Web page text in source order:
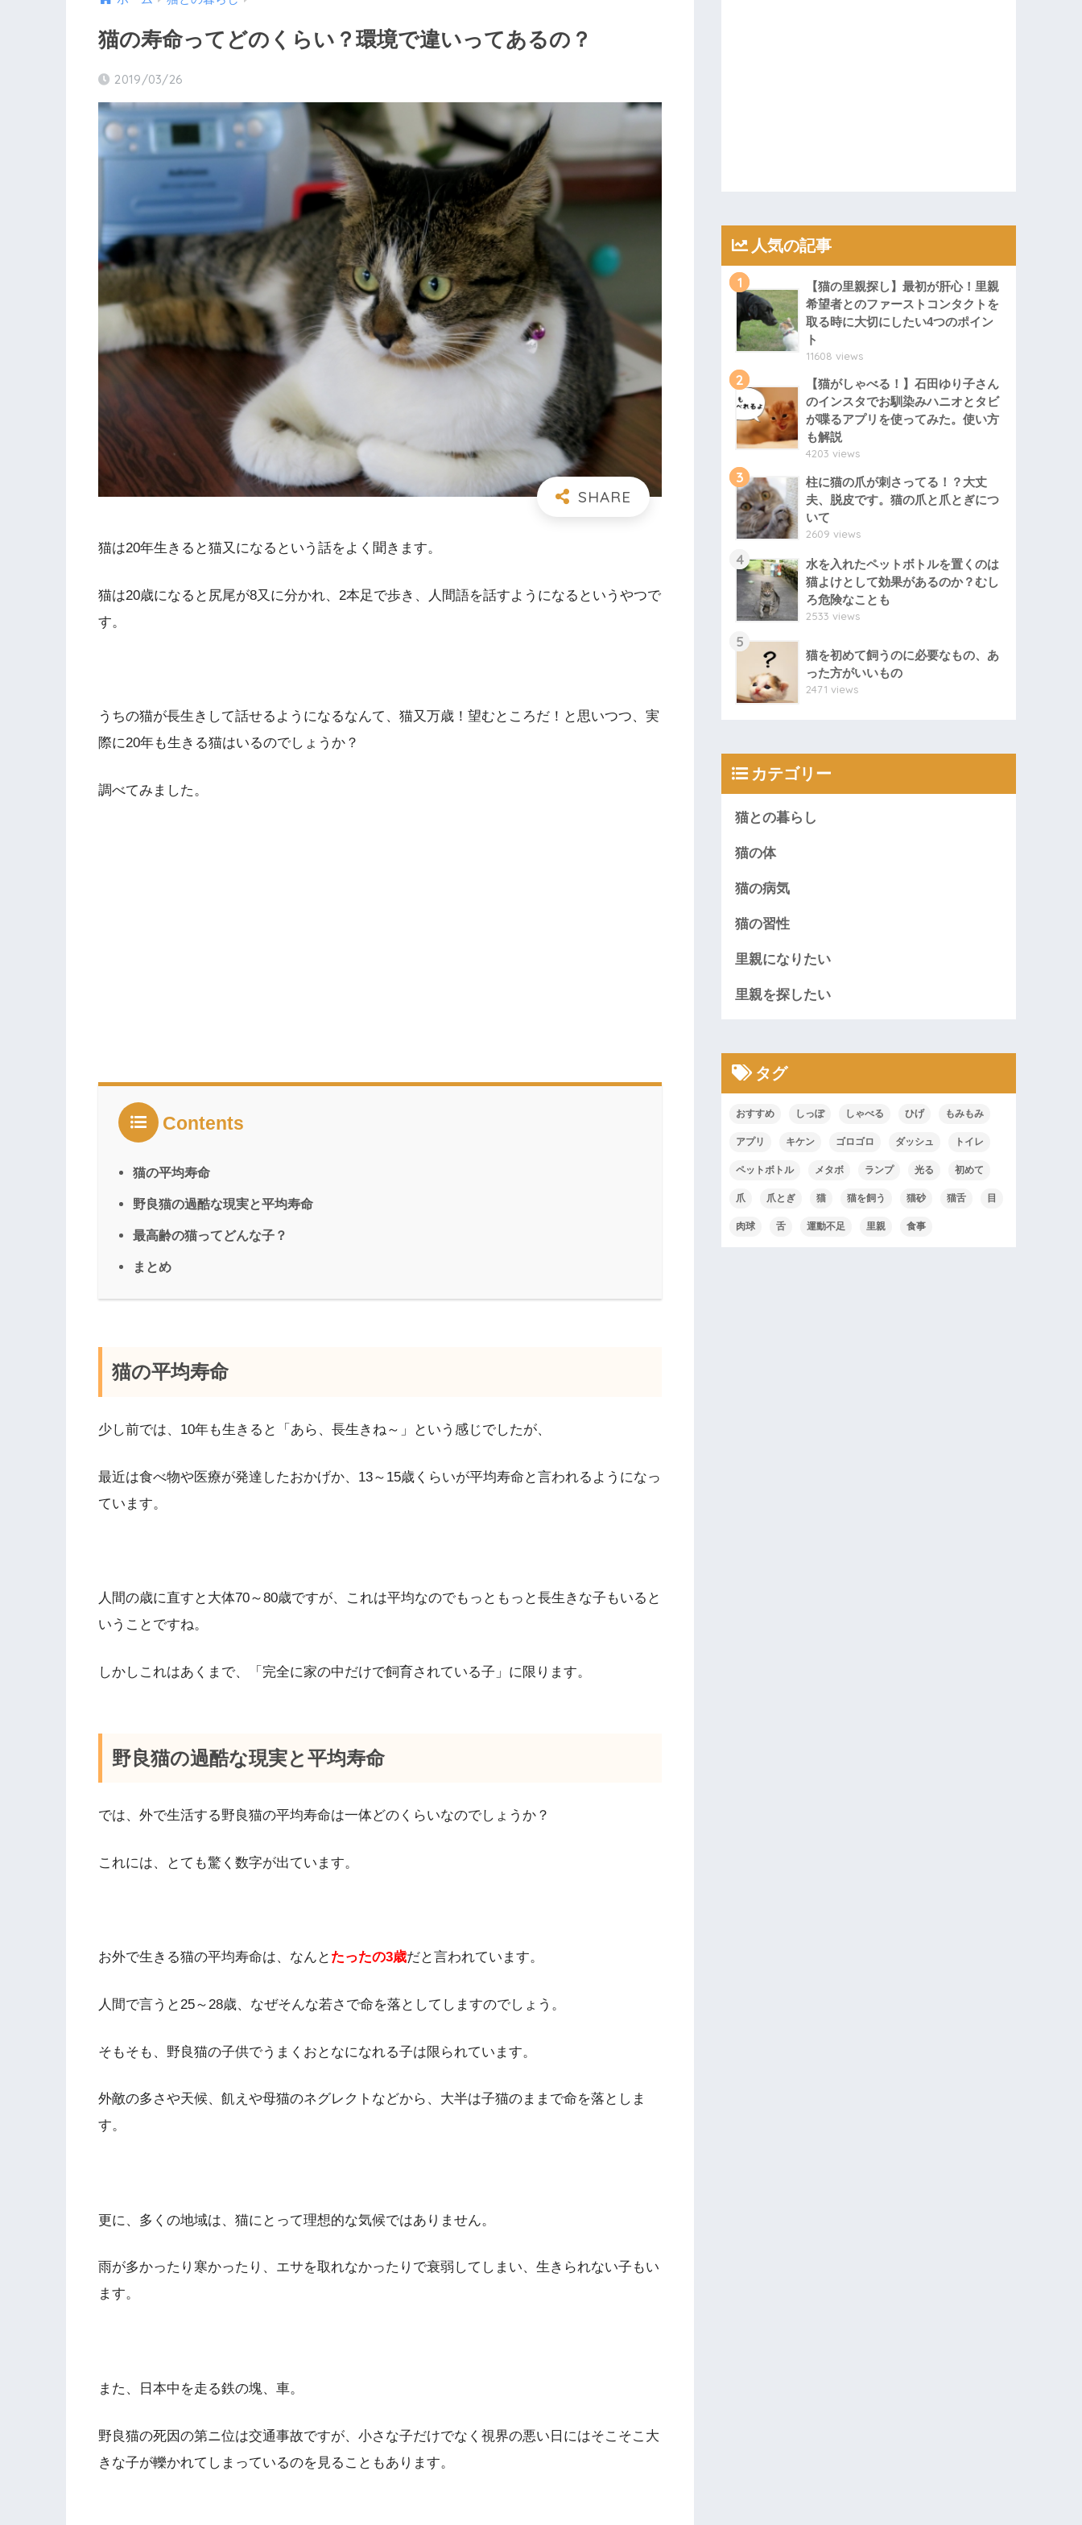
猫の寿命ってどのくらい？環境で違いってあるの？
2019/03/26
猫は20年生きると猫又になるという話をよく聞きます。
猫は20歳になると尻尾が8又に分かれ、2本足で歩き、人間語を話すようになるというやつで
す。
うちの猫が長生きして話せるようになるなんて、猫又万歳！望むところだ！と思いつつ、実
際に20年も生きる猫はいるのでしょうか？
調べてみました。
Contents
猫の平均寿命
野良猫の過酷な現実と平均寿命
最高齢の猫ってどんな子？
まとめ
猫の平均寿命
少し前では、10年も生きると「あら、長生きね～」という感じでしたが、
最近は食べ物や医療が発達したおかげか、 13～15歳くらいが平均寿命と言われるようになっ
ています。
人間の歳に直すと大体70～80歳ですが、
これは平均なのでもっともっと長生きな子もいると
いうことですね。
しかしこれはあくまで、 「完全に家の中だけで飼育されている子」に限ります。
野良猫の過酷な現実と平均寿命
では、外で生活する野良猫の平均寿命は一体どのくらいなのでしょうか？
これには、とても驚く数字が出ています。
お外で生きる猫の平均寿命は、なんと たったの3歳だと言われています。
人間で言うと25～28歳、なぜそんな若さで命を落としてしますのでしょう。
そもそも、野良猫の子供でうまくおとなになれる子は限られています。
外敵の多さや天候、飢えや母猫のネグレクトなどから、大半は子猫のままで命を落としま
す。
更に、多くの地域は、猫にとって理想的な気候ではありません。
雨が多かったり寒かったり、エサを取れなかったりで衰弱してしまい、生きられない子もい
ます。
また、日本中を走る鉄の塊、車。
野良猫の死因の第ニ位は交通事故ですが、 小さな子だけでなく視界の悪い日にはそこそこ大
きな子が轢かれてしまっているのを見ることもあります。
人気の記事
1
【猫の里親探し】最初が肝心！里親
希望者とのファーストコンタクトを
取る時に大切にしたい4つのポイン
ト
11608 views
2
【猫がしゃべる！】石田ゆり子さん
のインスタでお馴染みハニオとタビ
が喋るアプリを使ってみた。使い方
も解説
4203 views
3
柱に猫の爪が刺さってる！？大丈
夫、脱皮です。猫の爪と爪とぎにつ
いて
2609 views
4
水を入れたペットボトルを置くのは
猫よけとして効果があるのか？むし
ろ危険なことも
2533 views
5
猫を初めて飼うのに必要なもの、あ
った方がいいもの
2471 views
カテゴリー
猫との暮らし
猫の体
猫の病気
猫の習性
里親になりたい
里親を探したい
タグ
おすすめ しっぽ しゃべる ひげ もみもみ
アプリ キケン ゴロゴロ ダッシュ トイレ
ペットボトル メタボ ランプ 光る 初めて
爪 爪とぎ 猫 猫を飼う 猫砂 猫舌 目
肉球 舌 運動不足 里親 食事